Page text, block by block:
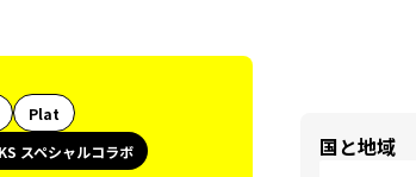
Plat
スペシャルコラボ
国と地域